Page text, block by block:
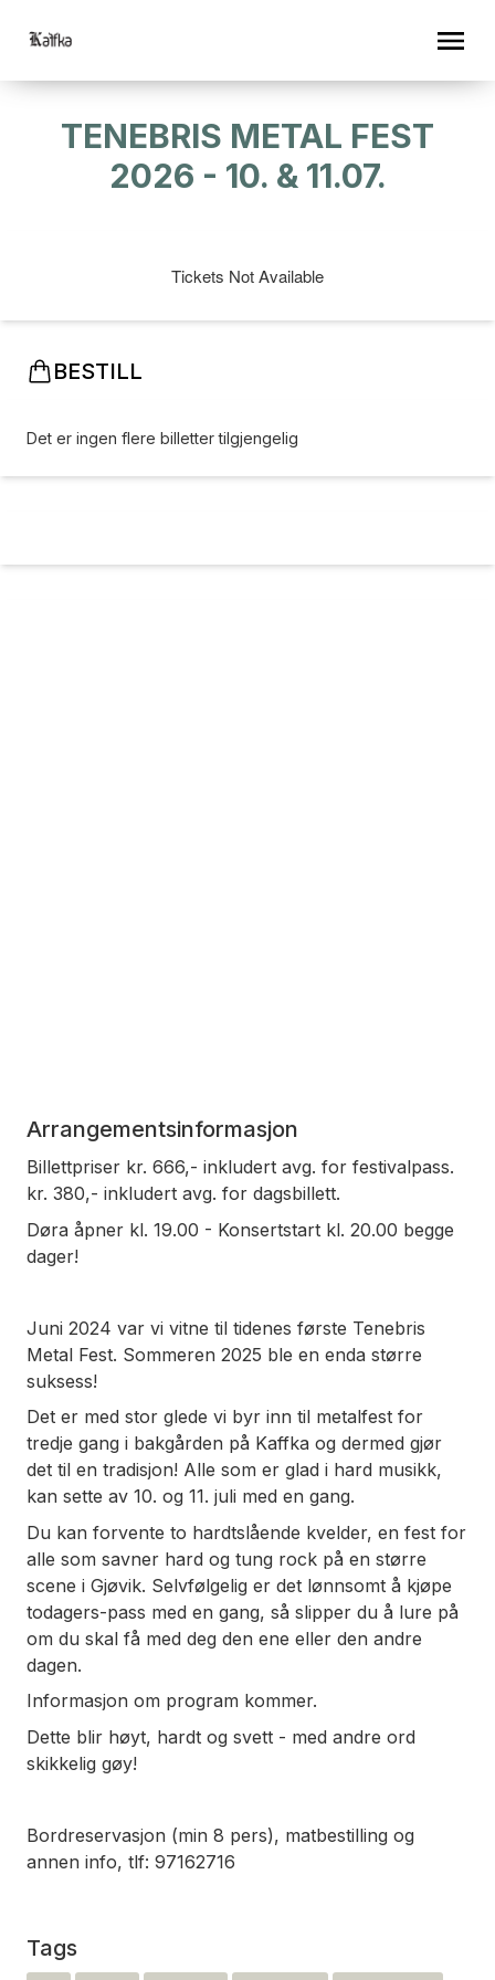
TENEBRIS METAL FEST
2026 - 10. & 11.07.
Tickets Not Available
BESTILL
Det er ingen flere billetter tilgjengelig
Arrangementsinformasjon
Billettpriser kr. 666,- inkludert avg. for festivalpass.
kr. 380,- inkludert avg. for dagsbillett.
Døra åpner kl. 19.00 - Konsertstart kl. 20.00 begge
dager!
Juni 2024 var vi vitne til tidenes første Tenebris
Metal Fest. Sommeren 2025 ble en enda større
suksess!
Det er med stor glede vi byr inn til metalfest for
tredje gang i bakgården på Kaffka og dermed gjør
det til en tradisjon! Alle som er glad i hard musikk,
kan sette av 10. og 11. juli med en gang.
Du kan forvente to hardtslående kvelder, en fest for
alle som savner hard og tung rock på en større
scene i Gjøvik. Selvfølgelig er det lønnsomt å kjøpe
todagers-pass med en gang, så slipper du å lure på
om du skal få med deg den ene eller den andre
dagen.
Informasjon om program kommer.
Dette blir høyt, hardt og svett - med andre ord
skikkelig gøy!
Bordreservasjon (min 8 pers), matbestilling og
annen info, tlf: 97162716
Tags